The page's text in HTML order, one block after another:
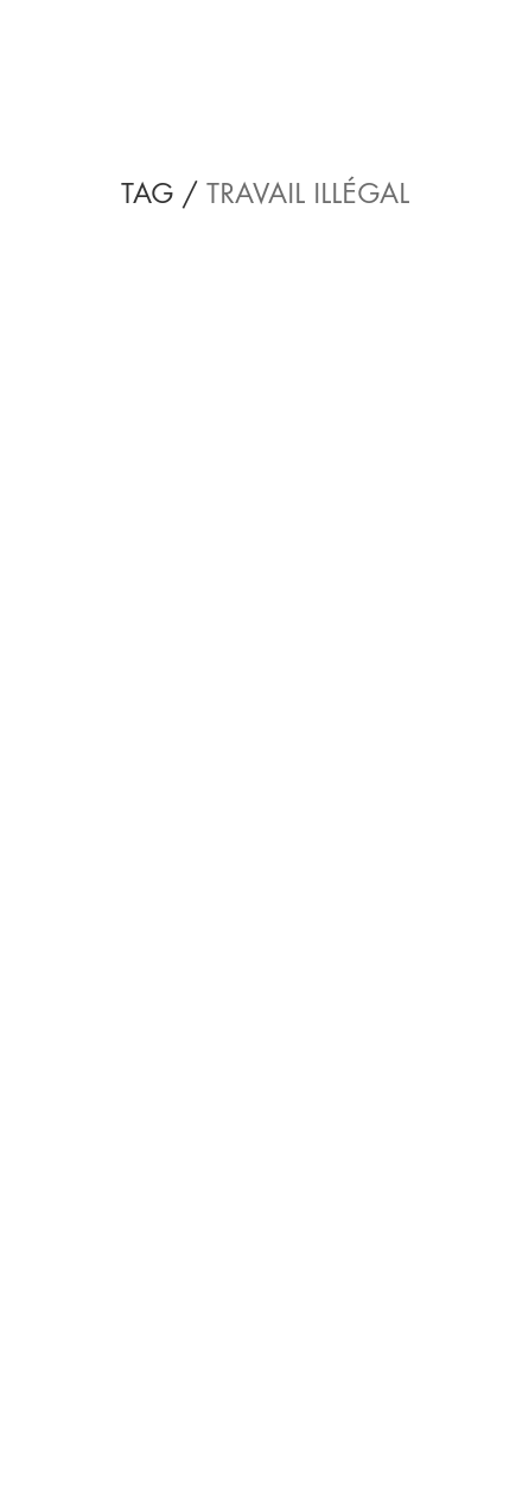
TAG / TRAVAIL ILLÉGAL